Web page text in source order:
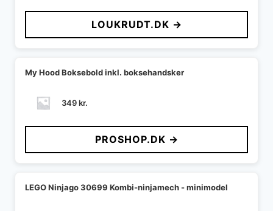
pris
var:
30 kr..
pris
er:
24 kr..
LOUKRUDT.DK →
My Hood Boksebold inkl. boksehandsker
349kr.
PROSHOP.DK →
LEGO Ninjago 30699 Kombi-ninjamech - minimodel